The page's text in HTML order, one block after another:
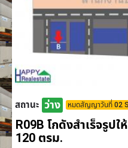
สถานะ ว่าง หมดสัญญาวันที่ 02
R09B โกดังสำเร็จรูปใ
120 ตรม.